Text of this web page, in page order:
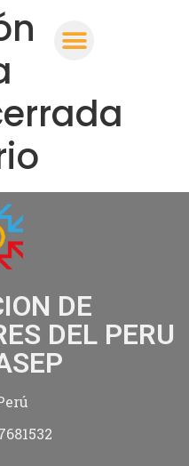
DE
DEL PERU